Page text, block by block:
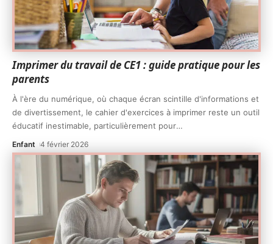
Imprimer du travail de CE1 : guide pratique pour les
parents
À l'ère du numérique, où chaque écran scintille d'informations et
de divertissement, le cahier d'exercices à imprimer reste un outil
éducatif inestimable, particulièrement pour…
Enfant 4 février 2026